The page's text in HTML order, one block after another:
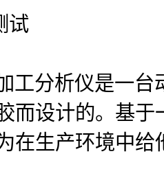
试
工分析仪是一
而设计的。基
在生产环境中